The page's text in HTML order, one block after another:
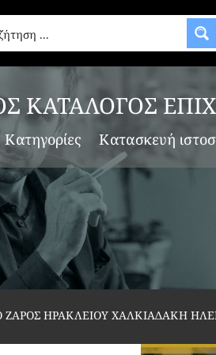
ΚΑΤΑΛΟΓΟΣ
Κατηγορίες Κατασκευή
ΖΑΡΟΣ ΗΡΑΚΛΕΙΟΥ ΧΑΛΚΙΑΔΑΚΗ